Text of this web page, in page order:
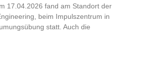
17.04.2026 fand am Standort der
beim Impulszentrum in
statt. Auch die